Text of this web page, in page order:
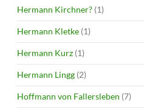
Hermann Kirchner? (1)
Hermann Kletke (1)
Hermann Kurz (1)
Hermann Lingg (2)
Hoffmann von Fallersleben (7)